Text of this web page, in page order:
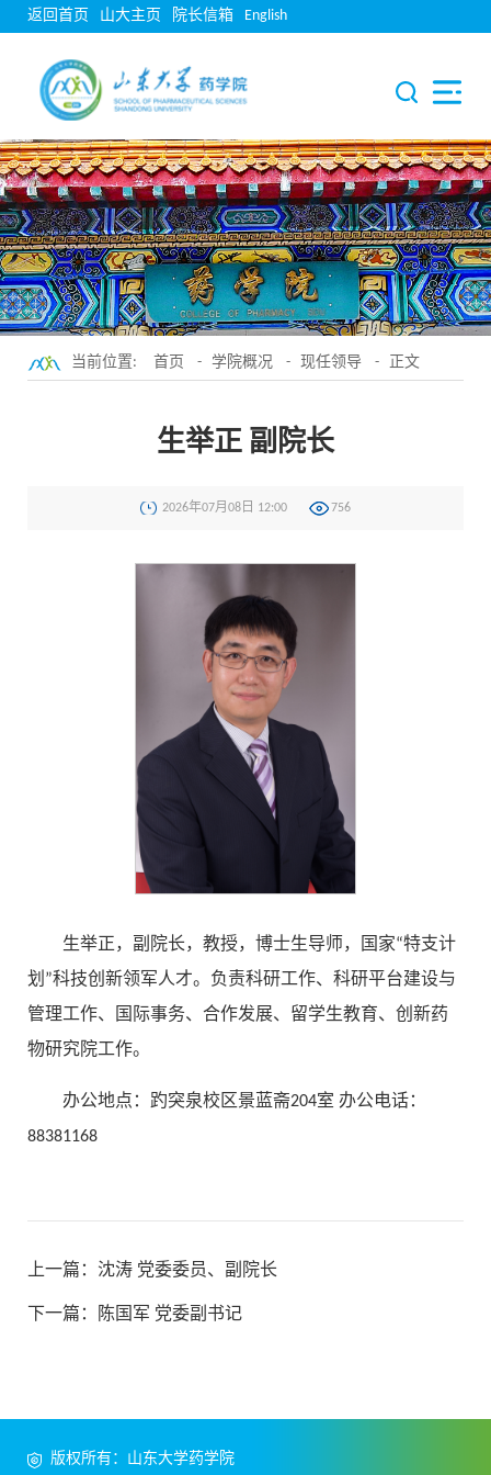
返回首页 山大主页 院长信箱 English
当前位置: 首页 - 学院概况 - 现任领导 - 正文
生举正 副院长
2026年07月08日 12:00 756
生举正，副院长，教授，博士生导师，国家“特支计
划”科技创新领军人才。负责科研工作、科研平台建设与
管理工作、国际事务、合作发展、留学生教育、创新药
物研究院工作。
办公地点：趵突泉校区景蓝斋204室 办公电话：
88381168
上一篇： 沈涛 党委委员、副院长
下一篇： 陈国军 党委副书记
版权所有：山东大学药学院